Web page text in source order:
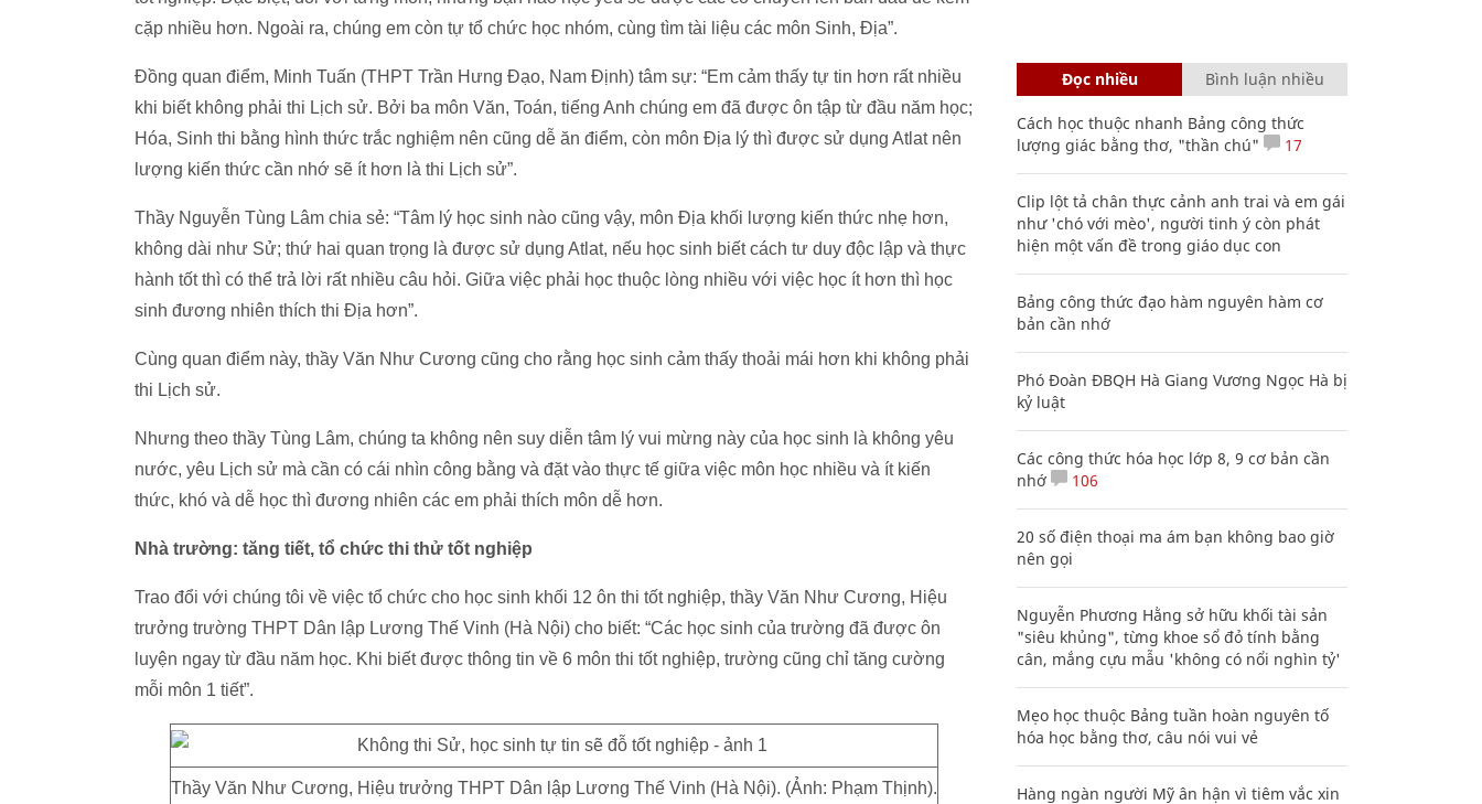
cặp nhiều hơn. Ngoài ra, chúng em còn tự tổ chức học nhóm, cùng tìm tài liệu các môn Sinh, Địa”.
Đồng quan điểm, Minh Tuấn (THPT Trần Hưng Đạo, Nam Định) tâm sự: “Em cảm thấy tự tin hơn rất nhiều
khi biết không phải thi Lịch sử. Bởi ba môn Văn, Toán, tiếng Anh chúng em đã được ôn tập từ đầu năm học;
Hóa, Sinh thi bằng hình thức trắc nghiệm nên cũng dễ ăn điểm, còn môn Địa lý thì được sử dụng Atlat nên
lượng kiến thức cần nhớ sẽ ít hơn là thi Lịch sử”.
Thầy Nguyễn Tùng Lâm chia sẻ: “Tâm lý học sinh nào cũng vậy, môn Địa khối lượng kiến thức nhẹ hơn,
không dài như Sử; thứ hai quan trọng là được sử dụng Atlat, nếu học sinh biết cách tư duy độc lập và thực
hành tốt thì có thể trả lời rất nhiều câu hỏi. Giữa việc phải học thuộc lòng nhiều với việc học ít hơn thì học
sinh đương nhiên thích thi Địa hơn”.
Cùng quan điểm này, thầy Văn Như Cương cũng cho rằng học sinh cảm thấy thoải mái hơn khi không phải
thi Lịch sử.
Nhưng theo thầy Tùng Lâm, chúng ta không nên suy diễn tâm lý vui mừng này của học sinh là không yêu
nước, yêu Lịch sử mà cần có cái nhìn công bằng và đặt vào thực tế giữa việc môn học nhiều và ít kiến
thức, khó và dễ học thì đương nhiên các em phải thích môn dễ hơn.
Nhà trường: tăng tiết, tổ chức thi thử tốt nghiệp
Trao đổi với chúng tôi về việc tổ chức cho học sinh khối 12 ôn thi tốt nghiệp, thầy Văn Như Cương, Hiệu
trưởng trường THPT Dân lập Lương Thế Vinh (Hà Nội) cho biết: “Các học sinh của trường đã được ôn
luyện ngay từ đầu năm học. Khi biết được thông tin về 6 môn thi tốt nghiệp, trường cũng chỉ tăng cường
mỗi môn 1 tiết”.
Thầy Văn Như Cương, Hiệu trưởng THPT Dân lập Lương Thế Vinh (Hà Nội). (Ảnh: Phạm Thịnh).
Đọc nhiều Bình luận nhiều
Cách học thuộc nhanh Bảng công thức
lượng giác bằng thơ, "thần chú"
17
Clip lột tả chân thực cảnh anh trai và em gái
như 'chó với mèo', người tinh ý còn phát
hiện một vấn đề trong giáo dục con
Bảng công thức đạo hàm nguyên hàm cơ
bản cần nhớ
Phó Đoàn ĐBQH Hà Giang Vương Ngọc Hà bị
kỷ luật
Các công thức hóa học lớp 8, 9 cơ bản cần
nhớ
106
20 số điện thoại ma ám bạn không bao giờ
nên gọi
Nguyễn Phương Hằng sở hữu khối tài sản
"siêu khủng", từng khoe sổ đỏ tính bằng
cân, mắng cựu mẫu 'không có nổi nghìn tỷ'
Mẹo học thuộc Bảng tuần hoàn nguyên tố
hóa học bằng thơ, câu nói vui vẻ
Hàng ngàn người Mỹ ân hận vì tiêm vắc xin